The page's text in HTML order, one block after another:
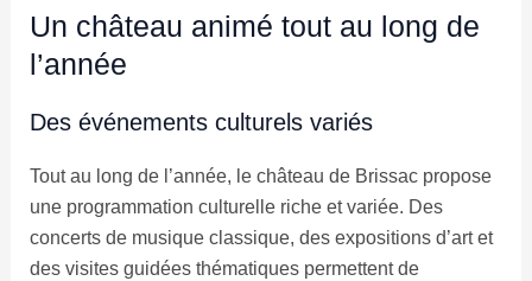
Un château animé tout au long de
l’année
Des événements culturels variés
Tout au long de l’année, le château de Brissac propose
une programmation culturelle riche et variée. Des
concerts de musique classique, des expositions d’art et
des visites guidées thématiques permettent de